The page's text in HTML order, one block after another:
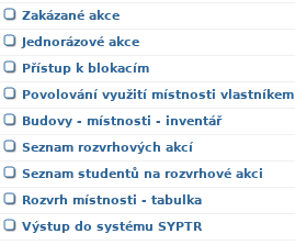
Zakázané akce
Jednorázové akce
Přístup k blokacím
Povolování využití místnosti vlastníkem
Budovy - místnosti - inventář
Seznam rozvrhových akcí
Seznam studentů na rozvrhové akci
Rozvrh místnosti - tabulka
Výstup do systému SYPTR